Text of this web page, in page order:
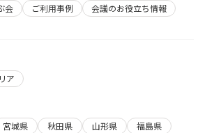
会
ご利用事例 会議のお役立ち情報
ア
宮城県 秋田県 山形県
福島県